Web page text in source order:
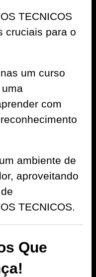
TECNICOS
cruciais para o
um curso
com
ambiente de
aproveitando
TECNICOS.
Que